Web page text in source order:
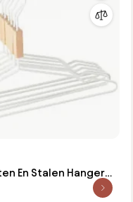
En Stalen Hangers